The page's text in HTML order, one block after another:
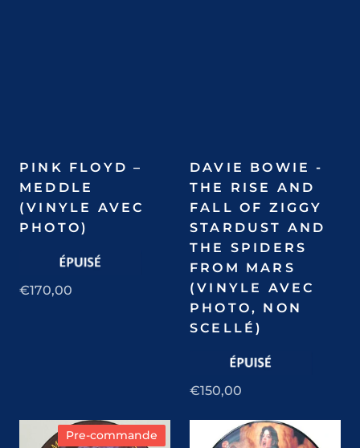
PINK FLOYD –
MEDDLE
(VINYLE AVEC
PHOTO)
€170,00
DAVIE BOWIE -
THE RISE AND
FALL OF ZIGGY
STARDUST AND
THE SPIDERS
FROM MARS
(VINYLE AVEC
PHOTO, NON
SCELLÉ)
€150,00
Pre-commande